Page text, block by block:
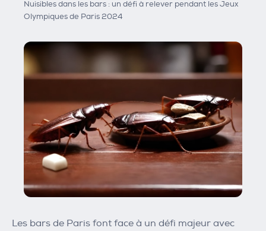
Nuisibles dans les bars : un défi à relever pendant les Jeux
Olympiques de Paris 2024
Les bars de Paris font face à un défi majeur avec